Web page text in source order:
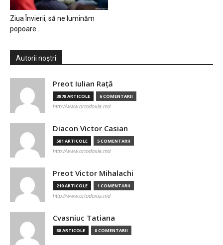
Ziua Învierii, să ne luminăm
popoare…
Autorii noștri
Preot Iulian Raţă
3878 ARTICOLE 6 COMENTARII
http://www.ortodoxia.md
Diacon Victor Casian
581 ARTICOLE 5 COMENTARII
http://www.ortodoxia.md
Preot Victor Mihalachi
210 ARTICOLE 1 COMENTARII
http://www.ortodoxia.md
Cvasniuc Tatiana
88 ARTICOLE 0 COMENTARII